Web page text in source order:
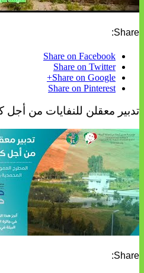
Share:
Share on Facebook
Share on Twitter
Share on Google+
Share on Pinterest
تدبير معقلن للنفايات من
Share: